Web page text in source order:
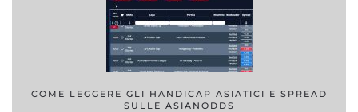
COME LEGGERE GLI HANDICAP ASIATICI E SPREAD
SULLE ASIANODDS